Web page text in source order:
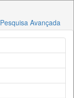
Pesquisa Avançada